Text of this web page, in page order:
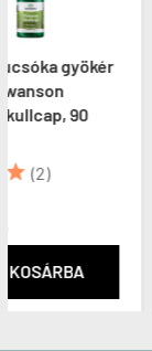
Damiana
Swanson
Damiana,